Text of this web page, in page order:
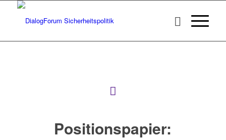
Positionspapier: